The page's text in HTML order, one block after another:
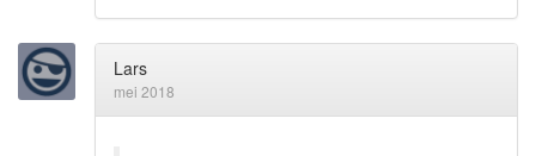
Lars
mei 2018